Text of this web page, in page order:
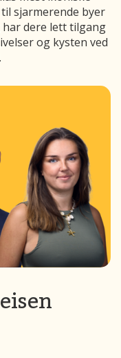
sjarmerende byer
har dere lett tilgang
og kysten ved